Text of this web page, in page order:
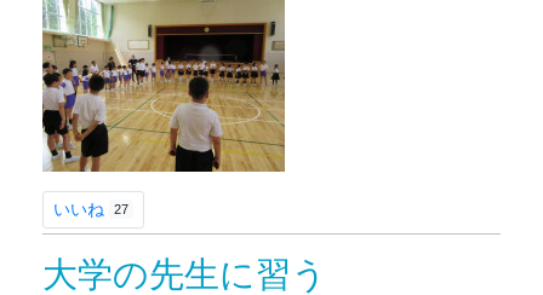
いいね 27
大学の先生に習う